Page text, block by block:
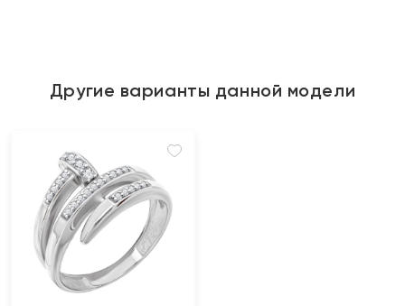
Другие варианты данной модели